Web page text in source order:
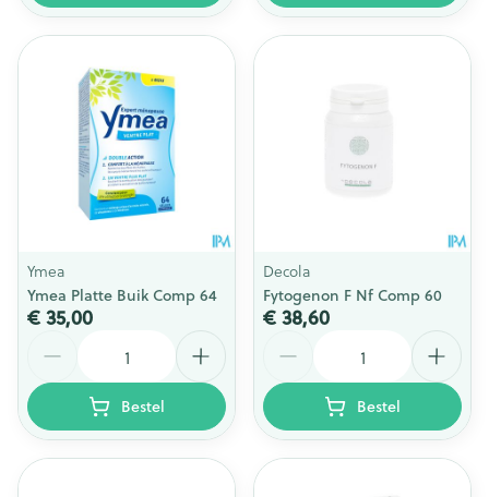
Ymea
Ymea Platte Buik Comp 64
€ 35,00
Bestel
Decola
Fytogenon F Nf Comp 60
€ 38,60
Bestel